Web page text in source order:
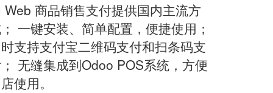
Web 商品销售支付提供国内主流方
一键安装、简单配置，便捷使用；
支持支付宝二维码支付和扫条码支
无缝集成到Odoo POS系统，方便
使用。